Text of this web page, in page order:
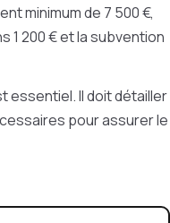
minimum de 7 500 €,
1 200 € et la subvention
essentiel. Il doit détailler
pour assurer le